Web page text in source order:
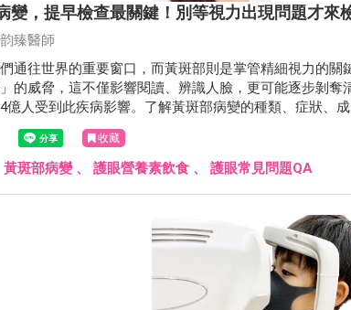
變，提早檢查最關鍵！別等視力出現問題才來
臻醫師
通往世界的重要窗口，而黃斑部則是掌管精細視力的
的威脅，這不僅影響閱讀、辨識人臉，更可能逐步剝奪
億人受到此疾病影響。了解黃斑部病變的種類、症狀、
守護視力、延緩病程惡化的第一步。
收藏
黃斑部病變、 護眼營養素飲食 、 護眼常見問題QA